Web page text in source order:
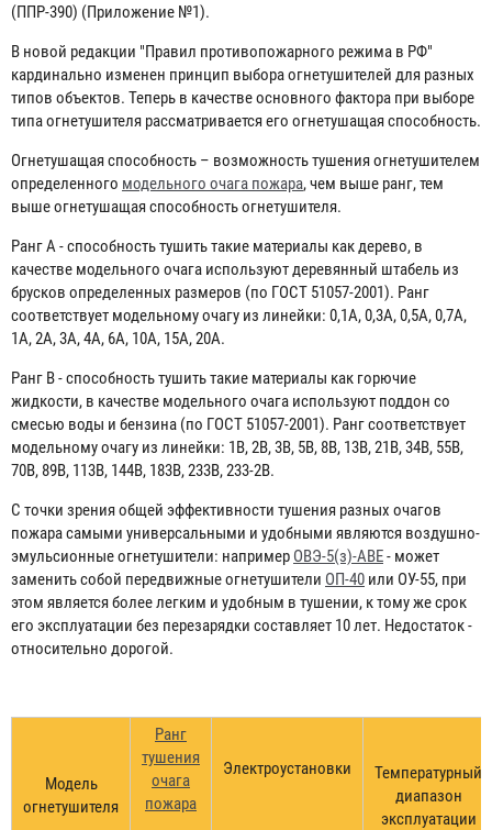
(ППР-390) (Приложение №1).
В новой редакции "Правил противопожарного режима в РФ"
кардинально изменен принцип выбора огнетушителей для разных
типов объектов. Теперь в качестве основного фактора при выборе
типа огнетушителя рассматривается его огнетушащая способность.
Огнетушащая способность – возможность тушения огнетушителем
определенного модельного очага пожара, чем выше ранг, тем
выше огнетушащая способность огнетушителя.
Ранг А- способность тушить такие материалы как дерево, в
качестве модельного очага используют деревянный штабель из
брусков определенных размеров (по ГОСТ 51057-2001). Ранг
соответствует модельному очагу из линейки: 0,1А, 0,3А, 0,5А, 0,7А,
1А, 2А, 3А, 4А, 6А, 10А, 15А, 20А.
Ранг В- способность тушить такие материалы как горючие
жидкости, в качестве модельного очага используют поддон со
смесью воды и бензина (по ГОСТ 51057-2001). Ранг соответствует
модельному очагу из линейки: 1В, 2В, 3В, 5В, 8В, 13В, 21В, 34В, 55В,
70В, 89В, 113В, 144В, 183В, 233В, 233-2В.
С точки зрения общей эффективности тушения разных очагов
пожара самыми универсальными и удобными являются воздушно-
эмульсионные огнетушители: например ОВЭ-5(з)-АВЕ- может
заменить собой передвижные огнетушители ОП-40 или ОУ-55, при
этом является более легким и удобным в тушении, к тому же срок
его эксплуатации без перезарядки составляет 10 лет. Недостаток -
относительно дорогой.
Модель
огнетушителя
Ранг
тушения
очага
пожара
Электроустановки
Температурный
диапазон
эксплуатации